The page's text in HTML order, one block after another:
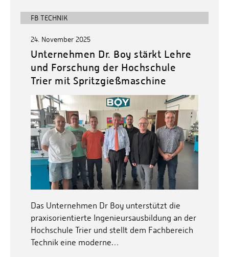
FB TECHNIK
24. November 2025
Unternehmen Dr. Boy stärkt Lehre
und Forschung der Hochschule
Trier mit Spritzgießmaschine
Das Unternehmen Dr Boy unterstützt die
praxisorientierte Ingenieursausbildung an der
Hochschule Trier und stellt dem Fachbereich
Technik eine moderne…